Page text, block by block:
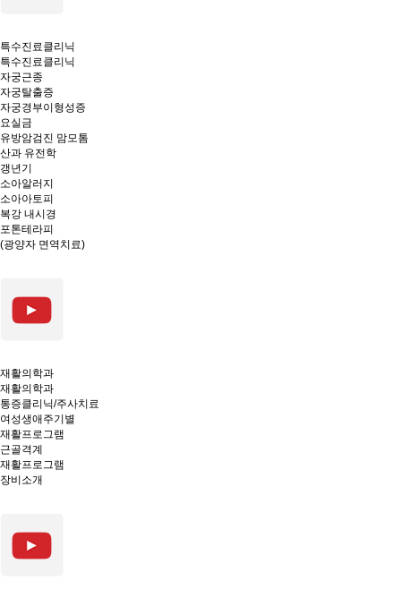
특수진료클리닉
특수진료클리닉
자궁근종
자궁탈출증
자궁경부이형성증
요실금
유방암검진 맘모톰
산과 유전학
갱년기
소아알러지
소아아토피
복강 내시경
포톤테라피
(광양자 면역치료)
재활의학과
재활의학과
통증클리닉/주사치료
여성생애주기별
재활프로그램
근골격계
재활프로그램
장비소개